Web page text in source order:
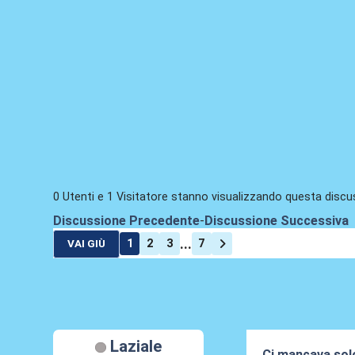
0 Utenti e 1 Visitatore stanno visualizzando questa
Discussione Precedente- Discussione Successiva
VAI GIÙ 1 2 3 ... 7
Laziale